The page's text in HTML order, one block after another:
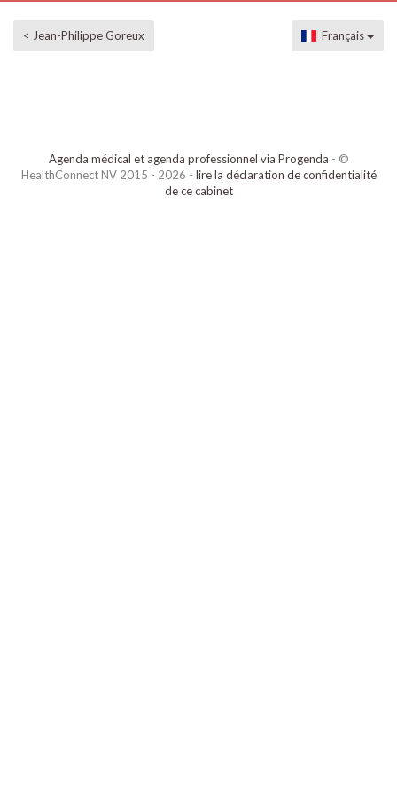
< Jean-Philippe Goreux Français
Agenda médical et agenda professionnel via Progenda - ©
HealthConnect NV 2015 - 2026 - lire la déclaration de confidentialité
de ce cabinet